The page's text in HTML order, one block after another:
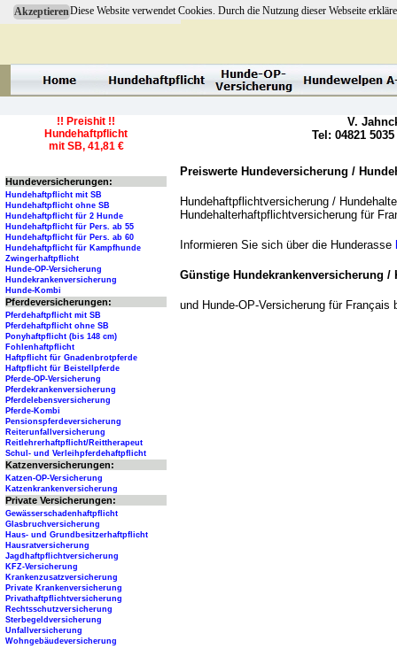
AkzeptierenDiese Website verwendet Cookies. Durch die Nutzung dieser Webseite
Preiswerte Hundeversicherung /
Hundehaftpflichtversicherung /
Hundehalterhaftpflichtversicherung für
Informieren Sie sich über die Hunderasse
Günstige Hundekrankenversicherung
und Hunde-OP-Versicherung für Français
V.
Tel: 04821
!! Preishit !!
Hundehaftpflicht
mit SB, 41,81 €
Hundeversicherungen:
Hundehaftpflicht mit SB
Hundehaftpflicht ohne SB
Hundehaftpflicht für 2 Hunde
Hundehaftpflicht für Pers. ab 55
Hundehaftpflicht für Pers. ab 60
Hundehaftpflicht für Kampfhunde
Zwingerhaftpflicht
Hunde-OP-Versicherung
Hundekrankenversicherung
Hunde-Kombi
Pferdeversicherungen:
Pferdehaftpflicht mit SB
Pferdehaftpflicht ohne SB
Ponyhaftpflicht (bis 148 cm)
Fohlenhaftpflicht
Haftpflicht für Gnadenbrotpferde
Haftpflicht für Beistellpferde
Pferde-OP-Versicherung
Pferdekrankenversicherung
Pferdelebensversicherung
Pferde-Kombi
Pensionspferdeversicherung
Reiterunfallversicherung
Reitlehrerhaftpflicht/Reittherapeut
Schul- und Verleihpferdehaftpflicht
Katzenversicherungen:
Katzen-OP-Versicherung
Katzenkrankenversicherung
Private Versicherungen:
Gewässerschadenhaftpflicht
Glasbruchversicherung
Haus- und Grundbesitzerhaftpflicht
Hausratversicherung
Jagdhaftpflichtversicherung
KFZ-Versicherung
Krankenzusatzversicherung
Private Krankenversicherung
Privathaftpflichtversicherung
Rechtsschutzversicherung
Sterbegeldversicherung
Unfallversicherung
Wohngebäudeversicherung